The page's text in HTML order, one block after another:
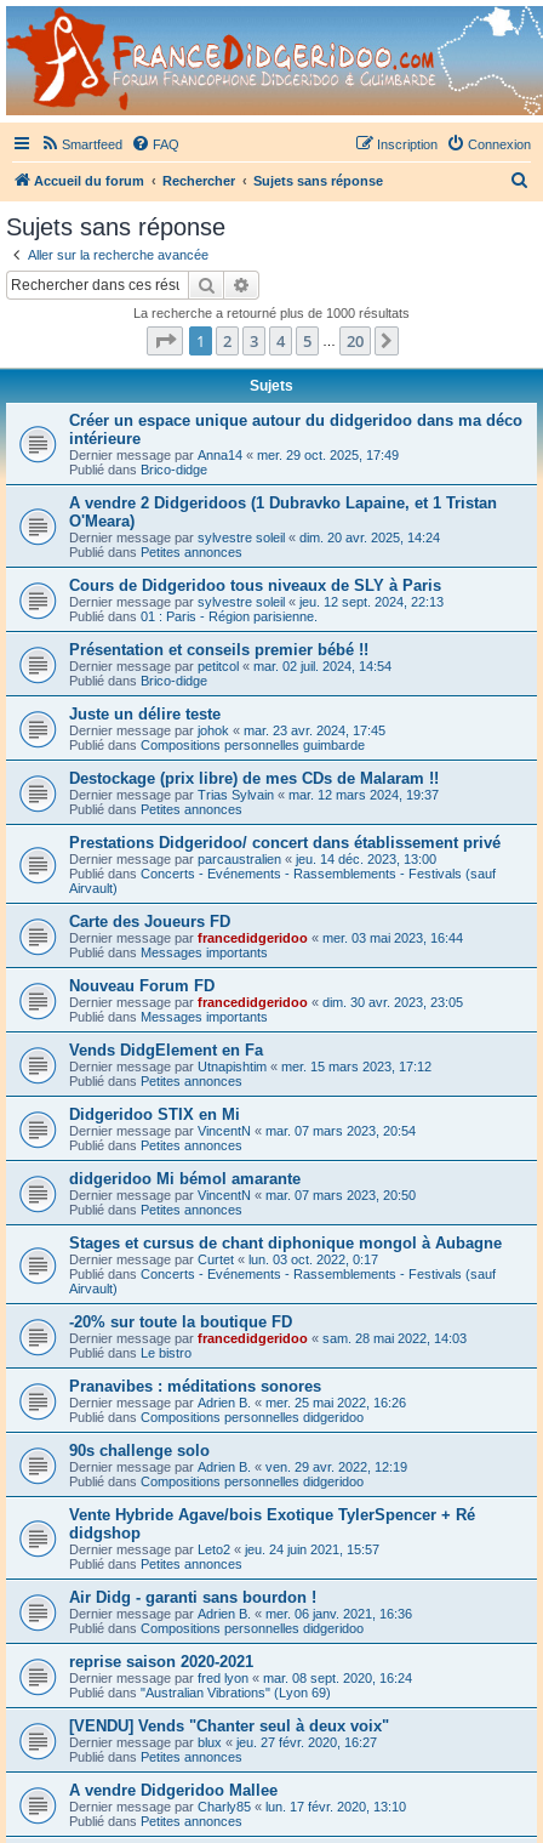
France Didgeridoo
Didgeridoo et Guimbarde sur France Didgeridoo - retrouvez la communauté.
Smartfeed FAQ Connexion
Inscription
Accueil du forum Rechercher Sujets sans réponse
Sujets sans réponse
Aller sur la recherche avancée
Rechercher
La recherche a retourné plus de 1000 résultats
Page 1sur20
1 2 3 4 5 20
Sujets
Créer un espace unique autour du didgeridoo dans ma déco
intérieure
Dernier message par Anna14 « mer. 29 oct. 2025, 17:49
Publié dans Brico-didge
A vendre 2 Didgeridoos (1 Dubravko Lapaine, et 1 Tristan
O'Meara)
Dernier message par sylvestre soleil « dim. 20 avr. 2025, 14:24
Publié dans Petites annonces
Cours de Didgeridoo tous niveaux de SLY à Paris
Dernier message par sylvestre soleil « jeu. 12 sept. 2024, 22:13
Publié dans 01 : Paris - Région parisienne.
Présentation et conseils premier bébé !!
Dernier message par petitcol « mar. 02 juil. 2024, 14:54
Publié dans Brico-didge
Juste un délire teste
Dernier message par johok « mar. 23 avr. 2024, 17:45
Publié dans Compositions personnelles guimbarde
Destockage (prix libre) de mes CDs de Malaram !!
Dernier message par Trias Sylvain « mar. 12 mars 2024, 19:37
Publié dans Petites annonces
Prestations Didgeridoo/ concert dans établissement privé
Dernier message par parcaustralien « jeu. 14 déc. 2023, 13:00
Publié dans Concerts - Evénements - Rassemblements - Festivals (sauf
Airvault)
Carte des Joueurs FD
Dernier message par francedidgeridoo « mer. 03 mai 2023, 16:44
Publié dans Messages importants
Nouveau Forum FD
Dernier message par francedidgeridoo « dim. 30 avr. 2023, 23:05
Publié dans Messages importants
Vends DidgElement en Fa
Dernier message par Utnapishtim « mer. 15 mars 2023, 17:12
Publié dans Petites annonces
Didgeridoo STIX en Mi
Dernier message par VincentN « mar. 07 mars 2023, 20:54
Publié dans Petites annonces
didgeridoo Mi bémol amarante
Dernier message par VincentN « mar. 07 mars 2023, 20:50
Publié dans Petites annonces
Stages et cursus de chant diphonique mongol à Aubagne
Dernier message par Curtet « lun. 03 oct. 2022, 0:17
Publié dans Concerts - Evénements - Rassemblements - Festivals (sauf
Airvault)
-20% sur toute la boutique FD
Dernier message par francedidgeridoo « sam. 28 mai 2022, 14:03
Publié dans Le bistro
Pranavibes : méditations sonores
Dernier message par Adrien B. « mer. 25 mai 2022, 16:26
Publié dans Compositions personnelles didgeridoo
90s challenge solo
Dernier message par Adrien B. « ven. 29 avr. 2022, 12:19
Publié dans Compositions personnelles didgeridoo
Vente Hybride Agave/bois Exotique TylerSpencer + Ré
didgshop
Dernier message par Leto2 « jeu. 24 juin 2021, 15:57
Publié dans Petites annonces
Air Didg - garanti sans bourdon !
Dernier message par Adrien B. « mer. 06 janv. 2021, 16:36
Publié dans Compositions personnelles didgeridoo
reprise saison 2020-2021
Dernier message par fred lyon « mar. 08 sept. 2020, 16:24
Publié dans "Australian Vibrations" (Lyon 69)
[VENDU] Vends "Chanter seul à deux voix"
Dernier message par blux « jeu. 27 févr. 2020, 16:27
Publié dans Petites annonces
A vendre Didgeridoo Mallee
Dernier message par Charly85 « lun. 17 févr. 2020, 13:10
Publié dans Petites annonces